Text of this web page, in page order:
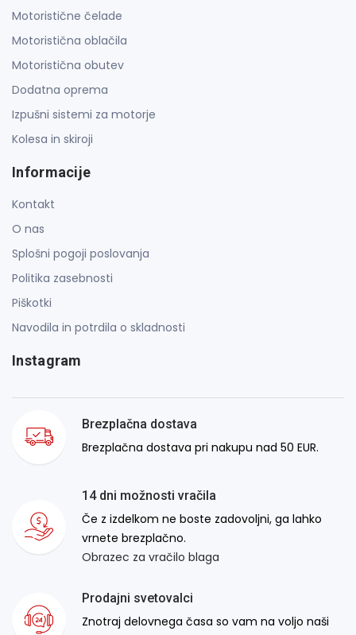
Motoristične čelade
Motoristična oblačila
Motoristična obutev
Dodatna oprema
Izpušni sistemi za motorje
Kolesa in skiroji
Informacije
Kontakt
O nas
Splošni pogoji poslovanja
Politika zasebnosti
Piškotki
Navodila in potrdila o skladnosti
Instagram
Brezplačna dostava
Brezplačna dostava pri nakupu nad 50 EUR.
14 dni možnosti vračila
Če z izdelkom ne boste zadovoljni, ga lahko
vrnete brezplačno.
Obrazec za vračilo blaga
Prodajni svetovalci
Znotraj delovnega časa so vam na voljo naši